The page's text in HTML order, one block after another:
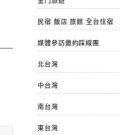
民宿 飯店 旅館 全台住宿
媒體參訪邀約踩線團
北台灣
中台灣
南台灣
東台灣